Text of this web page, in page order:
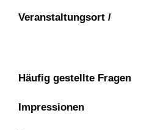
Veranstaltungsort /
Häufig gestellte Fragen
Impressionen